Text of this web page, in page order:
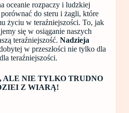
oceanie rozpaczy i ludzkiej
do steru i żagli, które
życiu w teraźniejszości. To, jak
się w osiąganie naszych
teraźniejszość. Nadzieja
w przeszłości nie tylko dla
teraźniejszości.
ALE NIE TYLKO TRUDNO
Z WIARĄ!